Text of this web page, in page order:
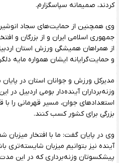
کردند، صمیمانه سپاسگزارم.
وی همچنین از حمایت‌های سجاد
جمهوری اسلامی ایران و از بزرگان و
از همراهان همیشگی ورزش استان
و حمایت‌گرایانه ایشان همواره مایه
مدیرکل ورزش و جوانان استان در
وزنه‌برداران آینده‌دار بومی اردبیل در
استعدادهای جوان، مسیر قهرمانی را با
بزرگی برای کشور کسب کنند.
وی در پایان گفت: ما با افتخار میزبان
آینده نیز بتوانیم میزبان شایسته‌تری
پیشکسوتان وزنه‌برداری که در این